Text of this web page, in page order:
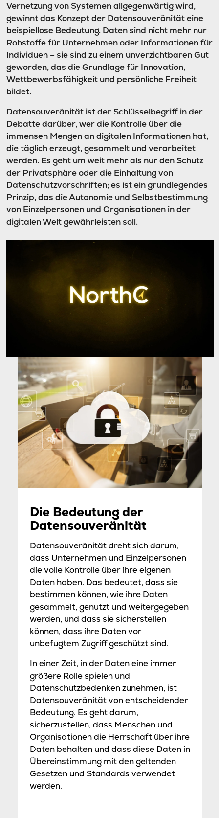
Vernetzung von Systemen allgegenwärtig wird,
gewinnt das Konzept der Datensouveränität eine
beispiellose Bedeutung. Daten sind nicht mehr nur
Rohstoffe für Unternehmen oder Informationen für
Individuen – sie sind zu einem unverzichtbaren Gut
geworden, das die Grundlage für Innovation,
Wettbewerbsfähigkeit und persönliche Freiheit
bildet.
Datensouveränität ist der Schlüsselbegriff in der
Debatte darüber, wer die Kontrolle über die
immensen Mengen an digitalen Informationen hat,
die täglich erzeugt, gesammelt und verarbeitet
werden. Es geht um weit mehr als nur den Schutz
der Privatsphäre oder die Einhaltung von
Datenschutzvorschriften; es ist ein grundlegendes
Prinzip, das die Autonomie und Selbstbestimmung
von Einzelpersonen und Organisationen in der
digitalen Welt gewährleisten soll.
Die Bedeutung der
Datensouveränität
Datensouveränität dreht sich darum,
dass Unternehmen und Einzelpersonen
die volle Kontrolle über ihre eigenen
Daten haben. Das bedeutet, dass sie
bestimmen können, wie ihre Daten
gesammelt, genutzt und weitergegeben
werden, und dass sie sicherstellen
können, dass ihre Daten vor
unbefugtem Zugriff geschützt sind.
In einer Zeit, in der Daten eine immer
größere Rolle spielen und
Datenschutzbedenken zunehmen, ist
Datensouveränität von entscheidender
Bedeutung. Es geht darum,
sicherzustellen, dass Menschen und
Organisationen die Herrschaft über ihre
Daten behalten und dass diese Daten in
Übereinstimmung mit den geltenden
Gesetzen und Standards verwendet
werden.